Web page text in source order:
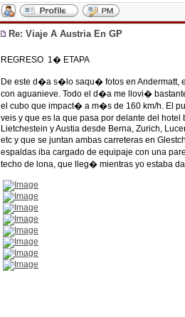
Re: Viaje A Austria En GP
REGRESO 1� ETAPA
De este d�a s�lo saqu� fotos en Andermatt,
con aguanieve. Todo el d�a me llovi�
el cubo que impact� a m�s de 160 km/h. El
veis y que es la que pasa por delante del
Lietchestein y Austia desde Berna, Zurich,
etc y que se juntan ambas carreteras en
espaldas iba cargado de equipaje con una
techo de lona, que lleg� mientras yo estaba